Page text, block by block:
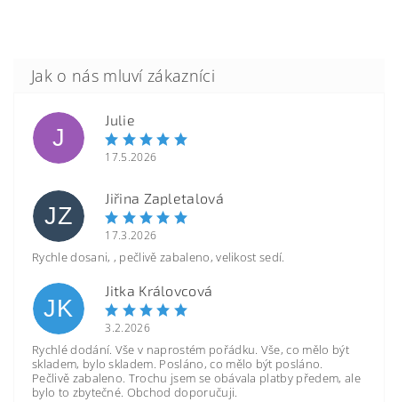
J
Julie
17.5.2026
JZ
Jiřina Zapletalová
17.3.2026
Rychle dosani, , pečlivě zabaleno, velikost sedí.
JK
Jitka Královcová
3.2.2026
Rychlé dodání. Vše v naprostém pořádku. Vše, co mělo být
skladem, bylo skladem. Posláno, co mělo být posláno.
Pečlivě zabaleno. Trochu jsem se obávala platby předem, ale
bylo to zbytečné. Obchod doporučuji.